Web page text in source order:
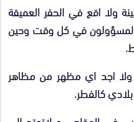
ولا اقع في الحفر العميقة
المسؤولون في كل وقت وحين
ولا اجد اي مظهر من مظاهر
كالفطر.